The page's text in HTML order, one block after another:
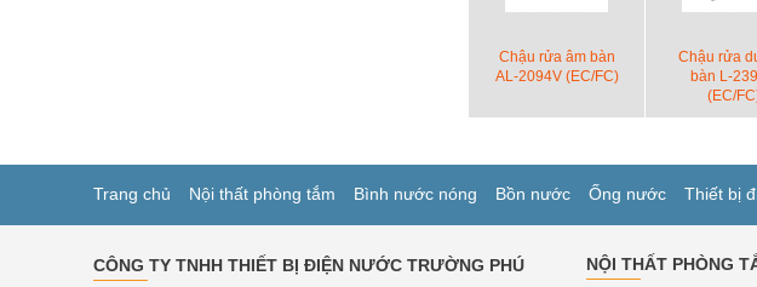
Chậu rửa âm bàn
AL-2094V (EC/FC)
Chậu rửa
bàn L-
(EC/
Trang chủ Nội thất phòng tắm Bình nước nóng Bồn nước Ống nước Thiết bị
CÔNG TY TNHH THIẾT BỊ ĐIỆN NƯỚC TRƯỜNG PHÚ NỘI THẤT PHÒNG